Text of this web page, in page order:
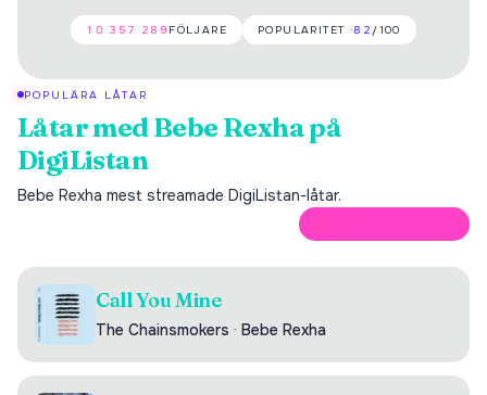
10 357 289 FÖLJARE POPULARITET ·82 /100
POPULÄRA LÅTAR
Låtar medBebe Rexhapå
DigiListan
Bebe Rexha mest streamade DigiListan-låtar.
Call You Mine
The Chainsmokers · Bebe Rexha